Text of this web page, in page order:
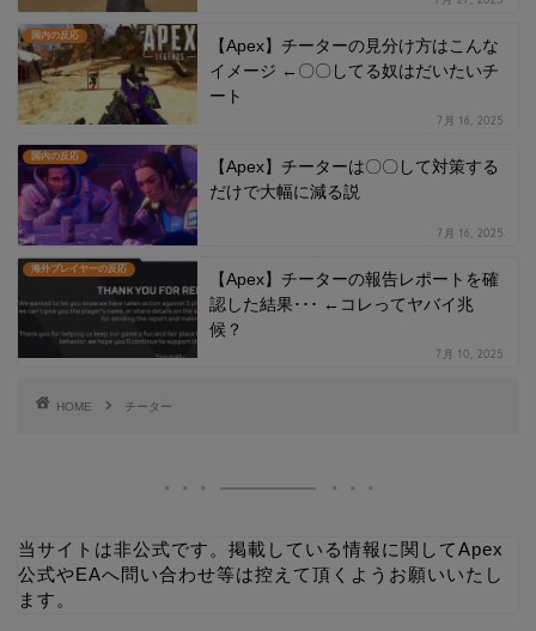
国内の反応
【Apex】チーターの見分け方はこんな
イメージ ←〇〇してる奴はだいたいチ
ート
7月 16, 2025
国内の反応
【Apex】チーターは〇〇して対策する
だけで大幅に減る説
7月 16, 2025
海外プレイヤーの反応
【Apex】チーターの報告レポートを確
認した結果･･･ ←コレってヤバイ兆
候？
7月 10, 2025
HOME チーター
当サイトは非公式です。掲載している情報に関してApex
公式やEAへ問い合わせ等は控えて頂くようお願いいたし
ます。